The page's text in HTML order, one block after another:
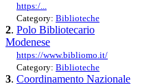
https:/...
Category: Biblioteche
2. Polo Bibliotecario
Modenese
https://www.bibliomo.it/
Category: Biblioteche
3. Coordinamento Nazionale